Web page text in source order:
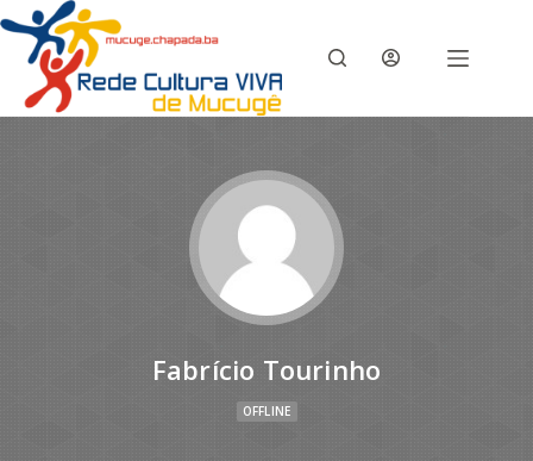
Fabrício Tourinho
OFFLINE